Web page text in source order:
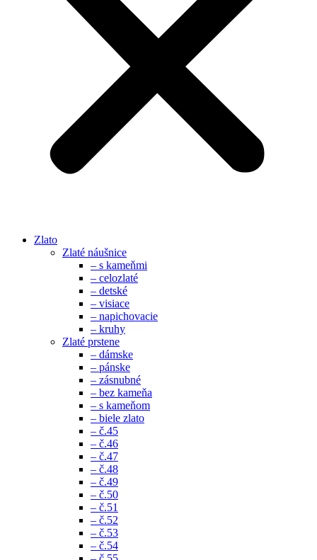
Zlato
Zlaté náušnice
– s kameňmi
– celozlaté
– detské
– visiace
– napichovacie
– kruhy
Zlaté prstene
– dámske
– pánske
– zásnubné
– bez kameňa
– s kameňom
– biele zlato
– č.45
– č.46
– č.47
– č.48
– č.49
– č.50
– č.51
– č.52
– č.53
– č.54